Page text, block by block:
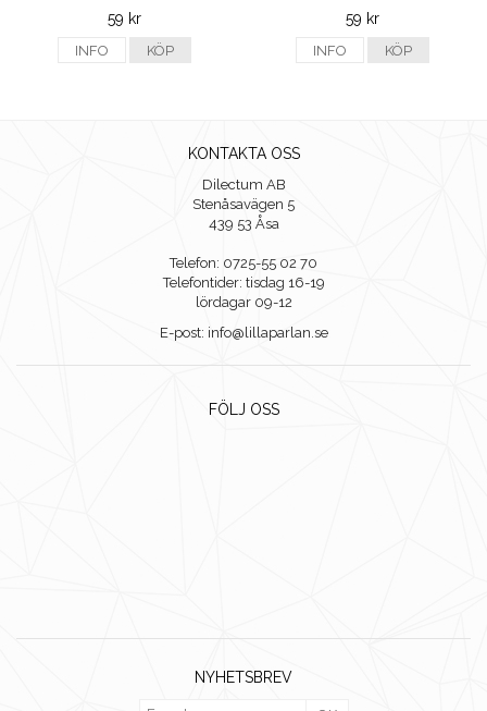
59 kr
INFO KÖP
59 kr
INFO KÖP
KONTAKTA OSS
Dilectum AB
Stenåsavägen 5
439 53 Åsa
Telefon: 0725-55 02 70
Telefontider: tisdag 16-19
lördagar 09-12
E-post: info@lillaparlan.se
FÖLJ OSS
NYHETSBREV